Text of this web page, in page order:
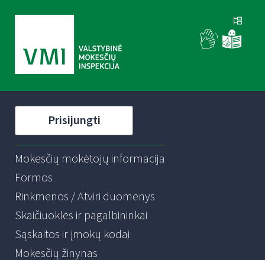
Prisijungti
Mokesčių mokėtojų informacija
Formos
Rinkmenos / Atviri duomenys
Skaičiuoklės ir pagalbininkai
Sąskaitos ir įmokų kodai
Mokesčių žinynas